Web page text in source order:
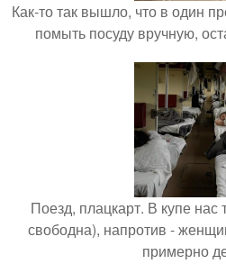
Как-то так вышло, что в один
помыть посуду вручную,
Поезд, плацкарт. В купе нас
свободна), напротив -
примерно